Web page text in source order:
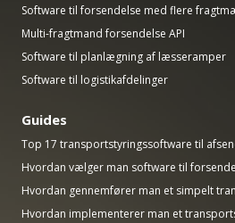
Software til forsendelse med flere
Multi-fragtmand forsendelse API
Software til planlægning af læsseramper
Software til logistikafdelinger
Guides
Top 17 transportstyringssoftware til
Hvordan vælger man software til
Hvordan gennemfører man et simpelt
Hvordan implementerer man et